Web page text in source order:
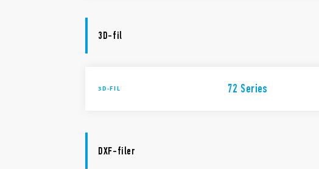
3D-fil
3D-FIL 72 Series
DXF-filer